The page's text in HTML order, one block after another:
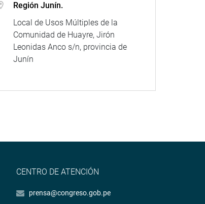
Región Junín.
Local de Usos Múltiples de la
Comunidad de Huayre, Jirón
Leonidas Anco s/n, provincia de
Junín
CENTRO DE ATENCIÓN
prensa@congreso.gob.pe